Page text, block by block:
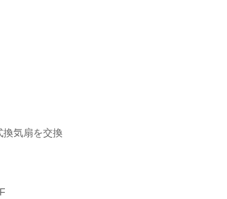
気扇を交換